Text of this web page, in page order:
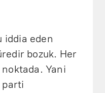
iddia eden
bozuk. Her
Yani
parti